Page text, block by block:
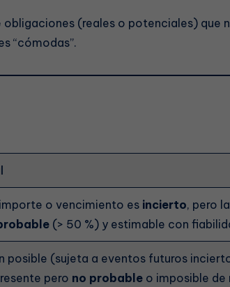
obligaciones (reales o potenciales) que
“cómodas”.
o vencimiento es incierto, pero
(> 50 %) y estimable con
posible (sujeta a eventos futuros
pero no probable o imposible de